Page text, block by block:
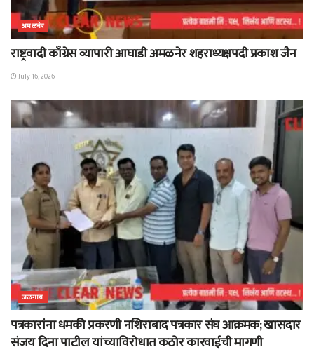
अमळनेर
राष्ट्रवादी काँग्रेस व्यापारी आघाडी अमळनेर शहराध्यक्षपदी प्रकाश जैन
July 16, 2026
जळगाव
पत्रकारांना धमकी प्रकरणी नशिराबाद पत्रकार संघ आक्रमक; खासदार
संजय दिना पाटील यांच्याविरोधात कठोर कारवाईची मागणी